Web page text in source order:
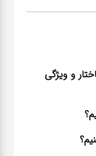
و ویژگی